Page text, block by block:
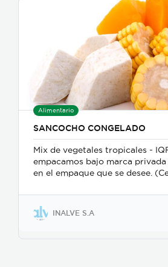
Alimentario
SANCOCHO CONGELADO
Mix de vegetales tropicales -
empacamos bajo marca
en el empaque que se desee.
combinación de productos y
deseadas por el cliente.
INALVE S.A